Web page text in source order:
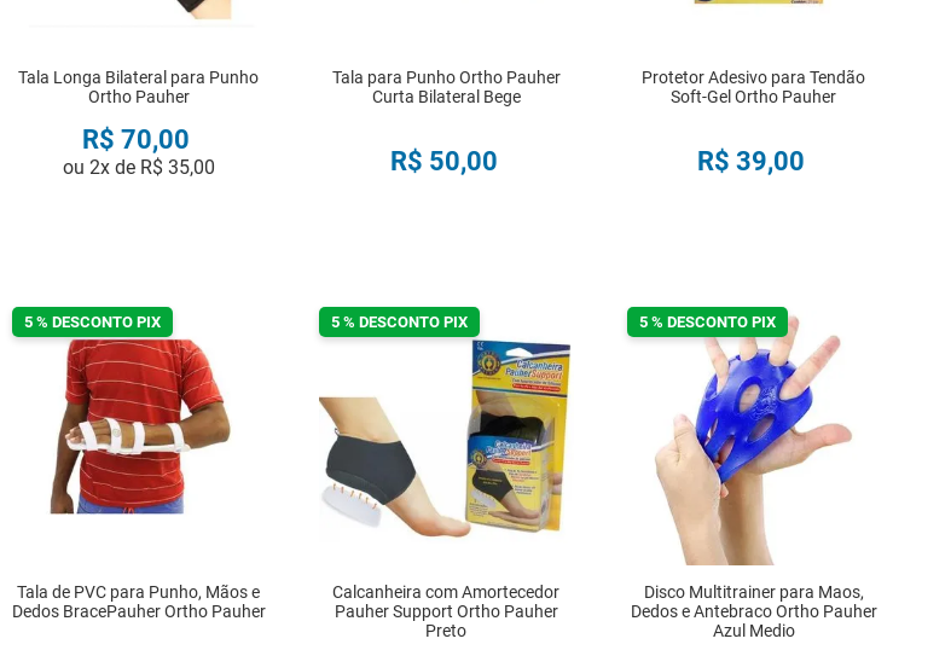
Tala Longa Bilateral para Punho
Ortho Pauher
R$ 70,00
ou 2x de R$ 35,00
Tala para Punho Ortho Pauher
Curta Bilateral Bege
R$ 50,00
Protetor Adesivo para Tendão
Soft-Gel Ortho Pauher
R$ 39,00
5 % DESCONTO PIX
Tala de PVC para Punho, Mãos e
Dedos BracePauher Ortho Pauher
5 % DESCONTO PIX
Calcanheira com Amortecedor
Pauher Support Ortho Pauher
Preto
5 % DESCONTO PIX
Disco Multitrainer para Maos,
Dedos e Antebraco Ortho Pauher
Azul Medio